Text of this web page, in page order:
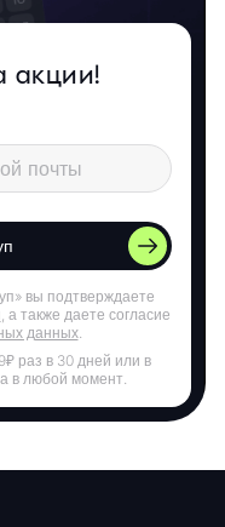
акции!
вы подтверждаете
, а также даете согласие
данных.
раз в 30 дней или в
в любой момент.